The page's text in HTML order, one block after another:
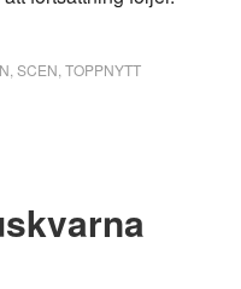
SCEN TOPPNYTT